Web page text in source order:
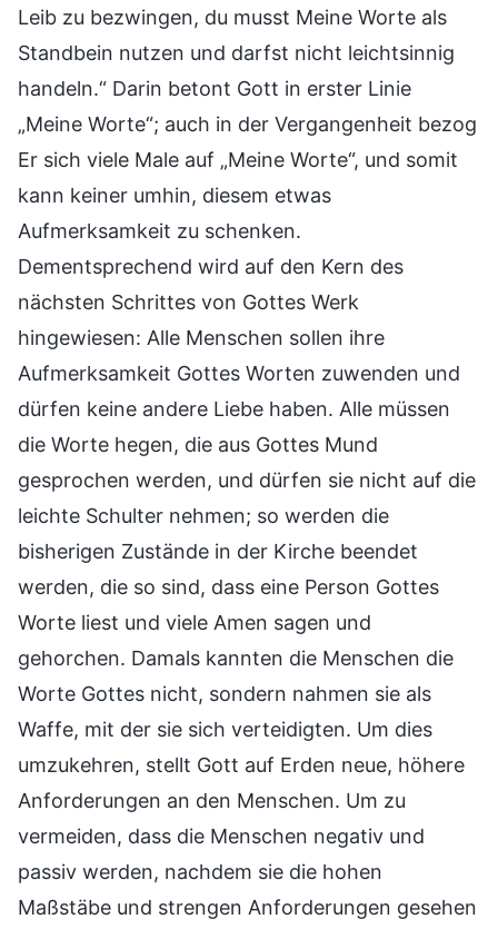
Leib zu bezwingen, du musst Meine Worte als
Standbein nutzen und darfst nicht leichtsinnig
handeln.“ Darin betont Gott in erster Linie
„Meine Worte“; auch in der Vergangenheit bezog
Er sich viele Male auf „Meine Worte“, und somit
kann keiner umhin, diesem etwas
Aufmerksamkeit zu schenken.
Dementsprechend wird auf den Kern des
nächsten Schrittes von Gottes Werk
hingewiesen: Alle Menschen sollen ihre
Aufmerksamkeit Gottes Worten zuwenden und
dürfen keine andere Liebe haben. Alle müssen
die Worte hegen, die aus Gottes Mund
gesprochen werden, und dürfen sie nicht auf die
leichte Schulter nehmen; so werden die
bisherigen Zustände in der Kirche beendet
werden, die so sind, dass eine Person Gottes
Worte liest und viele Amen sagen und
gehorchen. Damals kannten die Menschen die
Worte Gottes nicht, sondern nahmen sie als
Waffe, mit der sie sich verteidigten. Um dies
umzukehren, stellt Gott auf Erden neue, höhere
Anforderungen an den Menschen. Um zu
vermeiden, dass die Menschen negativ und
passiv werden, nachdem sie die hohen
Maßstäbe und strengen Anforderungen gesehen